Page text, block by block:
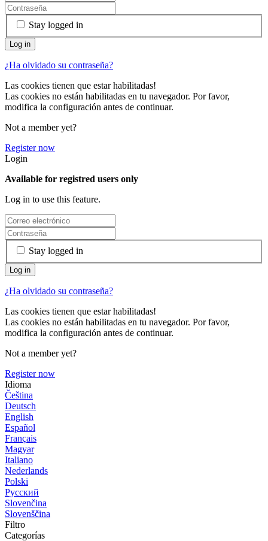
Stay logged in
¿Ha olvidado su contraseña?
Las cookies tienen que estar habilitadas!
Las cookies no están habilitadas en tu navegador. Por favor,
modifica la configuración antes de continuar.
Not a member yet?
Register now
Login
Available for registred users only
Log in to use this feature.
Stay logged in
¿Ha olvidado su contraseña?
Las cookies tienen que estar habilitadas!
Las cookies no están habilitadas en tu navegador. Por favor,
modifica la configuración antes de continuar.
Not a member yet?
Register now
Idioma
Čeština
Deutsch
English
Español
Français
Magyar
Italiano
Nederlands
Polski
Русский
Slovenčina
Slovenščina
Filtro
Categorías